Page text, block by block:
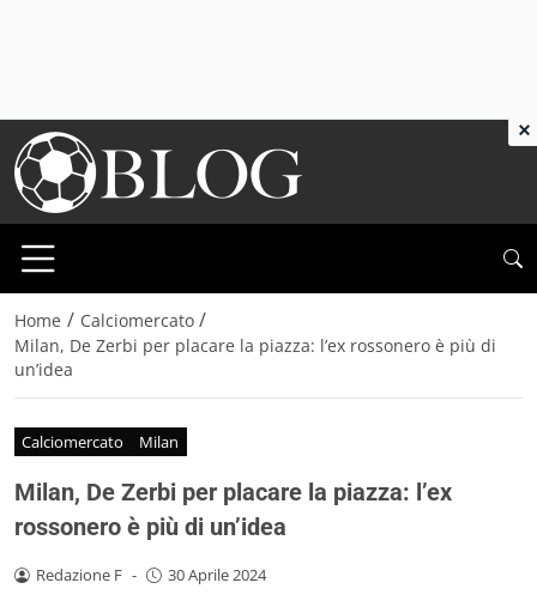
Home / Calciomercato /
Milan, De Zerbi per placare la piazza: l’ex rossonero è più di
un’idea
Calciomercato Milan
Milan, De Zerbi per placare la piazza: l’ex
rossonero è più di un’idea
Redazione F - 30 Aprile 2024
×